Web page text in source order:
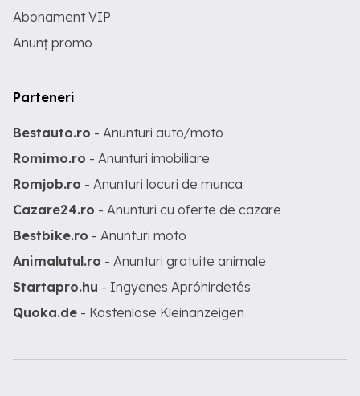
Abonament VIP
Anunț promo
Parteneri
Bestauto.ro - Anunturi auto/moto
Romimo.ro - Anunturi imobiliare
Romjob.ro - Anunturi locuri de munca
Cazare24.ro - Anunturi cu oferte de cazare
Bestbike.ro - Anunturi moto
Animalutul.ro - Anunturi gratuite animale
Startapro.hu - Ingyenes Apróhirdetés
Quoka.de - Kostenlose Kleinanzeigen